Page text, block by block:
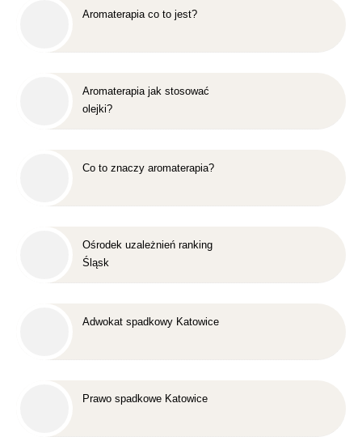
Aromaterapia co to jest?
Aromaterapia jak stosować
olejki?
Co to znaczy aromaterapia?
Ośrodek uzależnień ranking
Śląsk
Adwokat spadkowy Katowice
Prawo spadkowe Katowice